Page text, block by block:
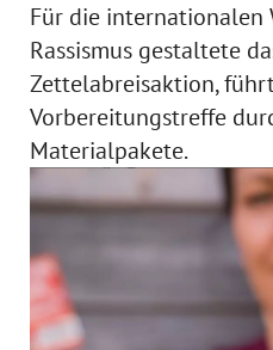
Für die internationalen
Rassismus gestaltete
Zettelabreisaktion,
Vorbereitungstreffe
Materialpakete.